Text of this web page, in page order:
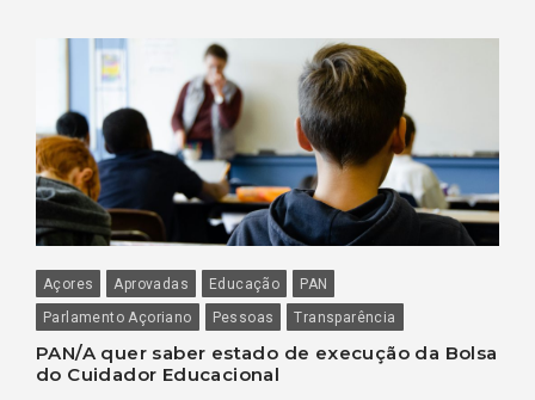
Açores Aprovadas Educação
PAN
Parlamento Açoriano
Pessoas Transparência
PAN/A quer saber estado de execução da Bolsa
do Cuidador Educacional